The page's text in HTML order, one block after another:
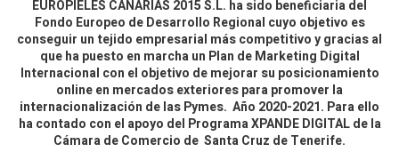
EUROPIELES CANARIAS 2015 S.L. ha sido beneficiaria del
Fondo Europeo de Desarrollo Regional cuyo objetivo es
conseguir un tejido empresarial más competitivo y gracias al
que ha puesto en marcha un Plan de Marketing Digital
Internacional con el objetivo de mejorar su posicionamiento
online en mercados exteriores para promover la
internacionalización de las Pymes. Año 2020-2021. Para ello
ha contado con el apoyo del Programa XPANDE DIGITAL de la
Cámara de Comercio de Santa Cruz de Tenerife.